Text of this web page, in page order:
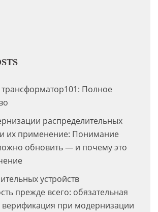
Полное
распределительных
и их применение: Понимание
обновить — и почему это
устройств
прежде всего: обязательная
верификация при модернизации